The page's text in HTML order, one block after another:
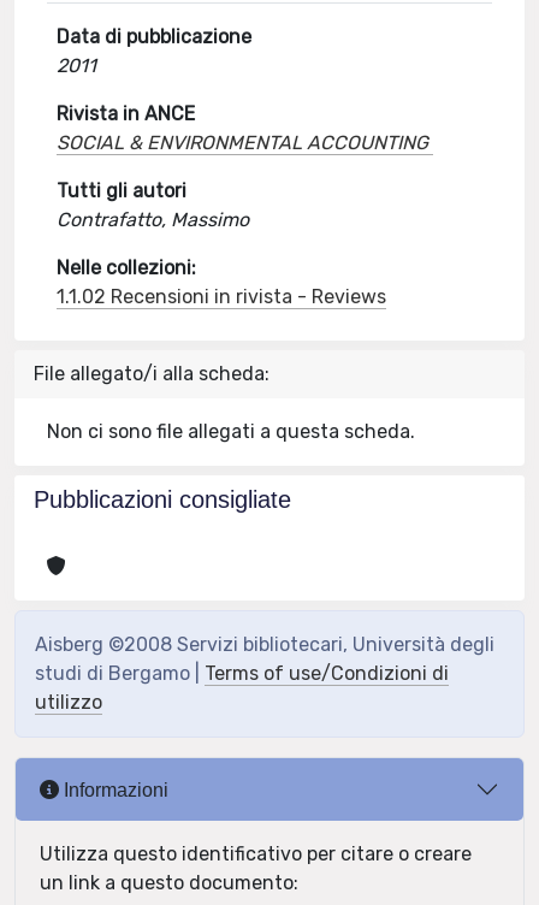
Data di pubblicazione
2011
Rivista in ANCE
SOCIAL & ENVIRONMENTAL ACCOUNTING
Tutti gli autori
Contrafatto, Massimo
Nelle collezioni:
1.1.02 Recensioni in rivista - Reviews
File allegato/i alla scheda:
Non ci sono file allegati a questa scheda.
Pubblicazioni consigliate
Aisberg ©2008 Servizi bibliotecari, Università degli
studi di Bergamo | Terms of use/Condizioni di
utilizzo
Informazioni
Utilizza questo identificativo per citare o creare
un link a questo documento: